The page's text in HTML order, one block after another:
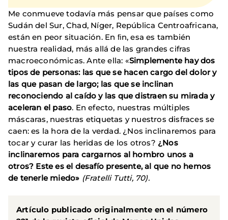
Me conmueve todavía más pensar que países como
Sudán del Sur, Chad, Níger, República Centroafricana,
están en peor situación. En ﬁn, esa es también
nuestra realidad, más allá de las grandes cifras
macroeconómicas. Ante ella: «Simplemente hay dos
tipos de personas: las que se hacen cargo del dolor y
las que pasan de largo; las que se inclinan
reconociendo al caído y las que distraen su mirada y
aceleran el paso. En efecto, nuestras múltiples
máscaras, nuestras etiquetas y nuestros disfraces se
caen: es la hora de la verdad. ¿Nos inclinaremos para
tocar y curar las heridas de los otros? ¿Nos
inclinaremos para cargarnos al hombro unos a
otros? Este es el desafío presente, al que no hemos
de tenerle miedo» (Fratelli Tutti, 70).
Artículo publicado originalmente en el número